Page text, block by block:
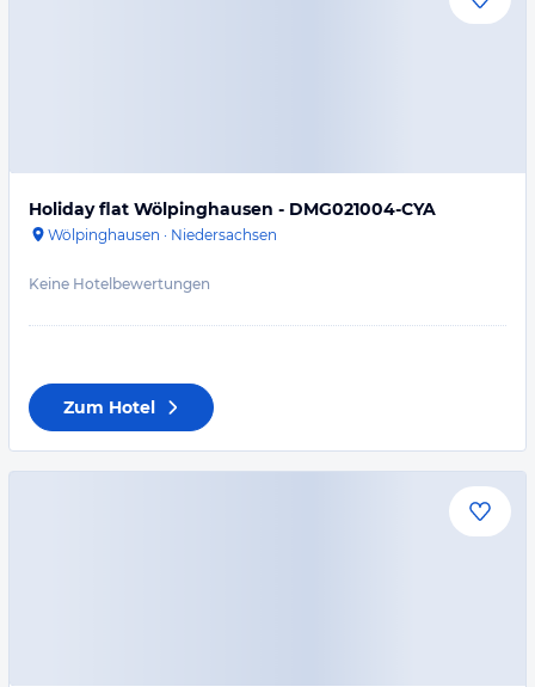
Holiday flat Wölpinghausen - DMG021004-CYA
Wölpinghausen · Niedersachsen
Keine Hotelbewertungen
Zum Hotel